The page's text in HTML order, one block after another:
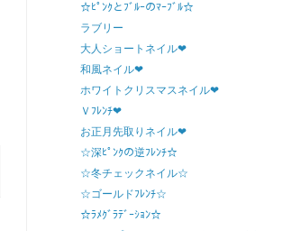
☆ﾋﾟﾝｸとﾌﾞﾙｰのﾏｰﾌﾞﾙ☆
ラブリー
大人ショートネイル❤
和風ネイル❤
ホワイトクリスマスネイル❤
Ｖﾌﾚﾝﾁ❤
お正月先取りネイル❤
☆深ﾋﾟﾝｸの逆ﾌﾚﾝﾁ☆
☆冬チェックネイル☆
☆ゴールドﾌﾚﾝﾁ☆
☆ﾗﾒｸﾞﾗﾃﾞｰｼｮﾝ☆